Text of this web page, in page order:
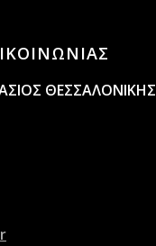
ΘΕΣΣΑΛΟΝΙΚΗΣ